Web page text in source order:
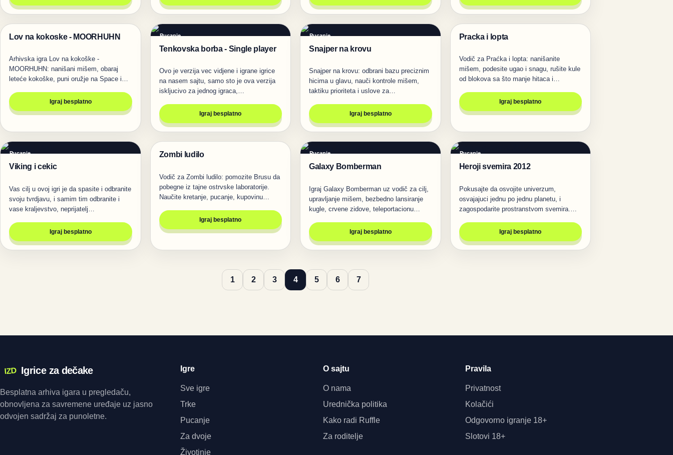
Pucanje
Lov na kokoske - MOORHUHN
Arhivska igra Lov na kokoške -
MOORHUHN: nanišani mišem, obaraj
leteće kokoške, puni oružje na Space i
Igraj besplatno
Pucanje
Tenkovska borba - Single player
Ovo je verzija vec vidjene i igrane igrice
na nasem sajtu, samo sto je ova verzija
iskljucivo za jednog igraca,…
Igraj besplatno
Pucanje
Snajper na krovu
Snajper na krovu: odbrani bazu preciznim
hicima u glavu, nauči kontrole mišem,
taktiku prioriteta i uslove za…
Igraj besplatno
Pucanje
Pracka i lopta
Vodič za Praćka i lopta: nanišanite
mišem, podesite ugao i snagu, rušite kule
od blokova sa što manje hitaca i…
Igraj besplatno
Pucanje
Viking i cekic
Vas cilj u ovoj igri je da spasite i odbranite
svoju tvrdjavu, i samim tim odbranite i
vase kraljevstvo, neprijatelj…
Igraj besplatno
Pucanje
Zombi ludilo
Vodič za Zombi ludilo: pomozite Brusu da
pobegne iz tajne ostrvske laboratorije.
Naučite kretanje, pucanje, kupovinu…
Igraj besplatno
Pucanje
Galaxy Bomberman
Igraj Galaxy Bomberman uz vodič za cilj,
upravljanje mišem, bezbedno lansiranje
kugle, crvene zidove, teleportacionu…
Igraj besplatno
Pucanje
Heroji svemira 2012
Pokusajte da osvojite univerzum,
osvajajuci jednu po jednu planetu, i
zagospodarite prostranstvom svemira.
Igraj besplatno
1 2 3 4 5 6 7
IZD Igrice za dečake
Besplatna arhiva igara u pregledaču,
obnovljena za savremene uređaje uz jasno
odvojen sadržaj za punoletne.
Igre
Sve igre
Trke
Pucanje
Za dvoje
Životinje
O sajtu
O nama
Urednička politika
Kako radi Ruffle
Za roditelje
Pravila
Privatnost
Kolačići
Odgovorno igranje 18+
Slotovi 18+